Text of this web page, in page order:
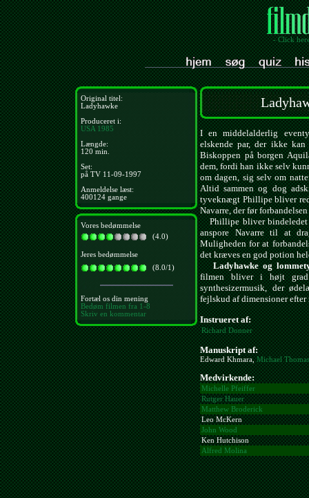
- Click
Original titel:
Ladyhawke
Produceret i:
USA 1985
Længde:
120 min.
Set:
på TV 11-09-1997
Anmeldelse læst:
400124 gange
Vores bedømmelse
(4.0)
Jeres bedømmelse
(8.0/1)
Fortæl os din mening
Bedøm filmen fra 1-8
Skriv en kommentar
I en middelalderlig
elskende par, der ikke
Biskoppen på borgen
dem, fordi han ikke selv
om dagen, sig selv om
Altid sammen og dog
tyveknægt Phillipe bliver
Navarre, der før
Phillipe bliver bindeledet
anspore Navarre til at
Muligheden for at
det kræves en god potion
Ladyhawke og
filmen bliver i højt grad
synthesizermusik, der
fejlskud af dimensioner
Instrueret af:
Richard Donner
Manuskript af:
Edward Khmara,Michael Thomas
Medvirkende:
Michelle Pfeiffer
Rutger Hauer
Matthew Broderick
Leo McKern
John Wood
Ken Hutchison
Alfred Molina